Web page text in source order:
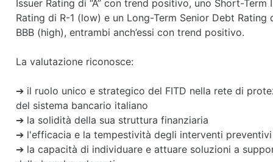
Issuer Rating di “A” con trend positivo, uno Short-Term
Rating di R-1 (low) e un Long-Term Senior Debt Rating
BBB (high), entrambi anch’essi con trend positivo.
La valutazione riconosce:
➔ il ruolo unico e strategico del FITD nella rete di
del sistema bancario italiano
➔ la solidità della sua struttura finanziaria
➔ l'efficacia e la tempestività degli interventi preventivi
➔ la capacità di individuare e attuare soluzioni a